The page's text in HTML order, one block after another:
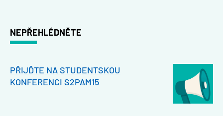
NEPŘEHLÉDNĚTE
PŘIJĎTE NA STUDENTSKOU
KONFERENCI S2PAM15